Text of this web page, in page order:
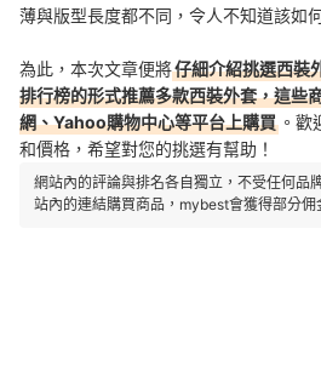
薄與版型長度都不同，令人不知道該如
為此，本次文章便將仔細介紹挑選西裝
排行榜的形式推薦多款西裝外套，這些
網、Yahoo購物中心等平台上購買 。
和價格，希望對您的挑選有幫助！
網站內的評論與排名各自獨立，不受任何品
站內的連結購買商品，mybest會獲得部分佣